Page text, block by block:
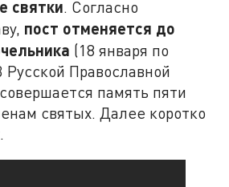
святки. Согласно
пост отменяется до
(18 января по
Православной
память пяти
святых. Далее коротко